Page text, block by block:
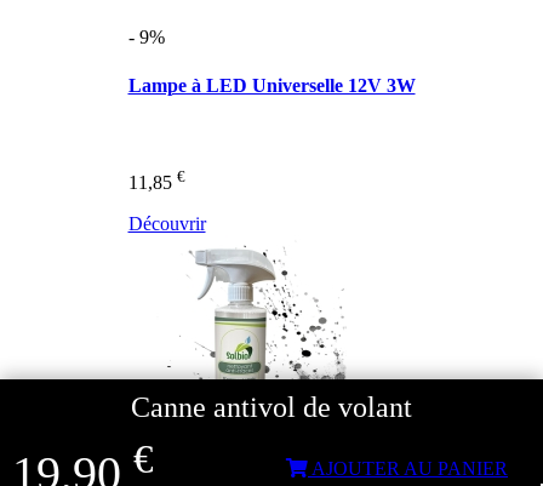
- 9%
Lampe à LED Universelle 12V 3W
11,85 €
Découvrir
Canne antivol de volant
19,90 € AJOUTER AU PANIER